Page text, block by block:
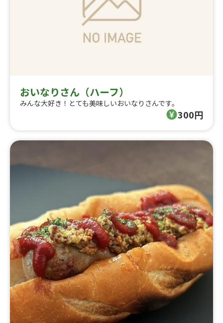
おいなりさん（ハーフ）
みんな大好き！とても美味しいおいなりさんです。
300円